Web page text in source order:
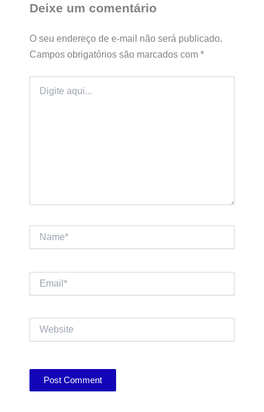
Deixe um comentário
O seu endereço de e-mail não será publicado.
Campos obrigatórios são marcados com *
aqui...
Website